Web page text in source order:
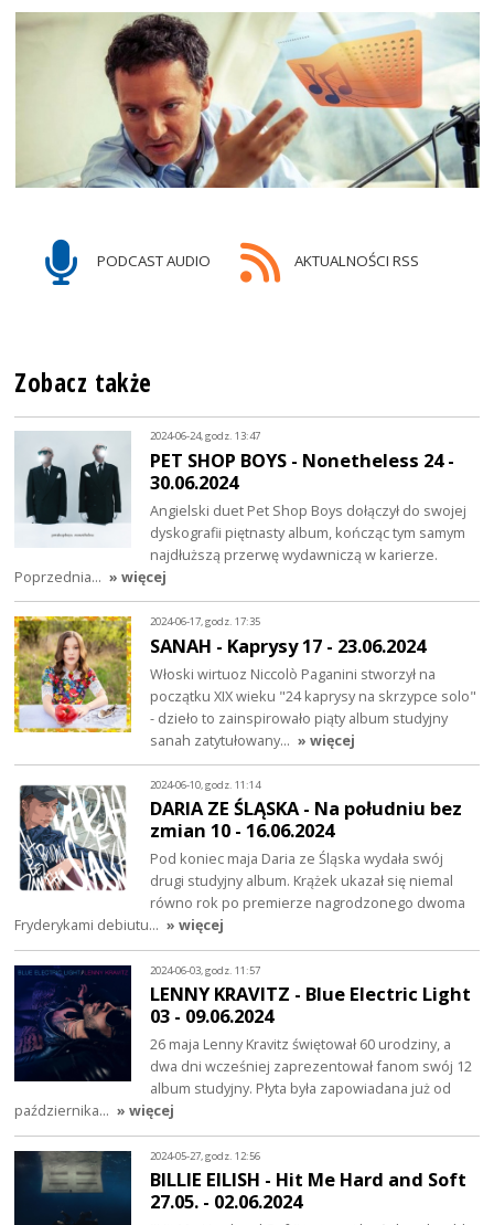
PODCAST AUDIO AKTUALNOŚCI RSS
Zobacz także
2024-06-24, godz. 13:47
PET SHOP BOYS - Nonetheless 24 -
30.06.2024
Angielski duet Pet Shop Boys dołączył do swojej
dyskografii piętnasty album, kończąc tym samym
najdłuższą przerwę wydawniczą w karierze.
Poprzednia… » więcej
2024-06-17, godz. 17:35
SANAH - Kaprysy 17 - 23.06.2024
Włoski wirtuoz Niccolò Paganini stworzył na
początku XIX wieku "24 kaprysy na skrzypce solo"
- dzieło to zainspirowało piąty album studyjny
sanah zatytułowany… » więcej
2024-06-10, godz. 11:14
DARIA ZE ŚLĄSKA - Na południu bez
zmian 10 - 16.06.2024
Pod koniec maja Daria ze Śląska wydała swój
drugi studyjny album. Krążek ukazał się niemal
równo rok po premierze nagrodzonego dwoma
Fryderykami debiutu… » więcej
2024-06-03, godz. 11:57
LENNY KRAVITZ - Blue Electric Light
03 - 09.06.2024
26 maja Lenny Kravitz świętował 60 urodziny, a
dwa dni wcześniej zaprezentował fanom swój 12
album studyjny. Płyta była zapowiadana już od
października… » więcej
2024-05-27, godz. 12:56
BILLIE EILISH - Hit Me Hard and Soft
27.05. - 02.06.2024